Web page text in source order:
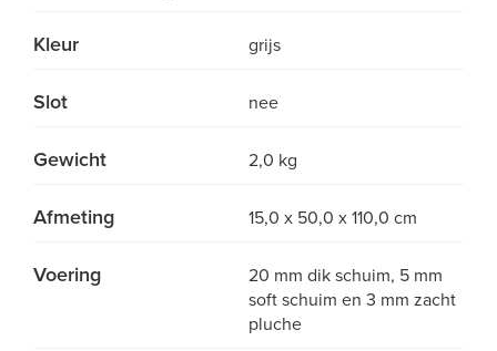
Kleur grijs
Slot nee
Gewicht 2,0 kg
Afmeting 15,0 x 50,0 x 110,0 cm
Voering
20 mm dik schuim, 5 mm
soft schuim en 3 mm zacht
pluche